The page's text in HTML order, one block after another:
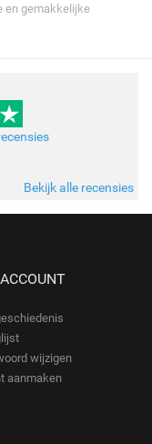
en gemakkelijke
Bekijk alle recensies
wijzigen
aanmaken